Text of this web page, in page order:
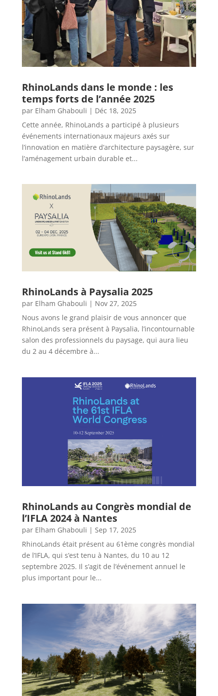
RhinoLands dans le monde : les
temps forts de l’année 2025
par Elham Ghabouli | Déc 18, 2025
Cette année, RhinoLands a participé à plusieurs
événements internationaux majeurs axés sur
l’innovation en matière d’architecture paysagère, sur
l’aménagement urbain durable et...
RhinoLands à Paysalia 2025
par Elham Ghabouli | Nov 27, 2025
Nous avons le grand plaisir de vous annoncer que
RhinoLands sera présent à Paysalia, l’incontournable
salon des professionnels du paysage, qui aura lieu
du 2 au 4 décembre à...
RhinoLands au Congrès mondial de
l’IFLA 2024 à Nantes
par Elham Ghabouli | Sep 17, 2025
RhinoLands était présent au 61ème congrès mondial
de l’IFLA, qui s’est tenu à Nantes, du 10 au 12
septembre 2025. Il s’agit de l’événement annuel le
plus important pour le...